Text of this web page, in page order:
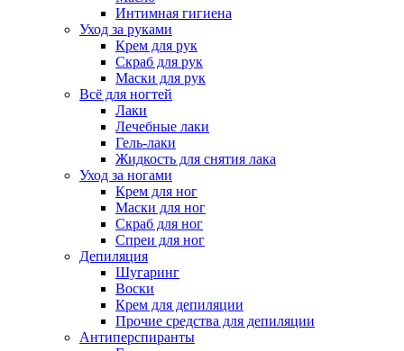
Интимная гигиена
Уход за руками
Крем для рук
Скраб для рук
Маски для рук
Всё для ногтей
Лаки
Лечебные лаки
Гель-лаки
Жидкость для снятия лака
Уход за ногами
Крем для ног
Маски для ног
Скраб для ног
Спреи для ног
Депиляция
Шугаринг
Воски
Крем для депиляции
Прочие средства для депиляции
Антиперспиранты